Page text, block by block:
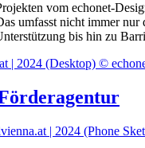
vom echonet-
umfasst nicht immer
bis hin zu